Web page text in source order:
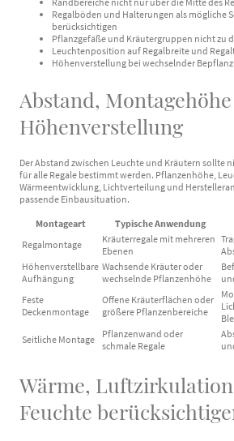
Regalböden und Halterungen als mögliche
berücksichtigen
Pflanzgefäße und Kräutergruppen nicht zu
Leuchtenposition auf Regalbreite und
Höhenverstellung bei wechselnder
Abstand,
Höhenverstellung
Der Abstand zwischen Leuchte und Kräutern sollte
für alle Regale bestimmt werden. Pflanzenhöhe,
Wärmeentwicklung, Lichtverteilung und
passende Einbausituation.
Montageart Typische Anwendung
Regalmontage
Kräuterregale mit mehreren
Ebenen
Höhenverstellbare
Aufhängung
Wachsende Kräuter oder
wechselnde Pflanzenhöhe
Feste
Deckenmontage
Offene Kräuterflächen oder
größere Pflanzenbereiche
Seitliche Montage
Pflanzenwand oder
schmale Regale
Wärme,
Feuchte